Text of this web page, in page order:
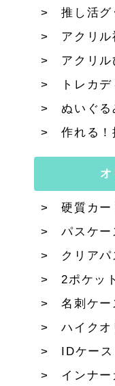
推し活グ
アクリル
アクリル
トレカ
ぬいぐる
作れる！
硬質カー
パスケー
クリア
2ポケッ
名刺ケー
ハイクオ
IDケース
インナ